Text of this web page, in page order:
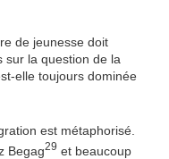
de jeunesse doit
sur la question de la
elle toujours dominée
est métaphorisé.
Begag29 et beaucoup